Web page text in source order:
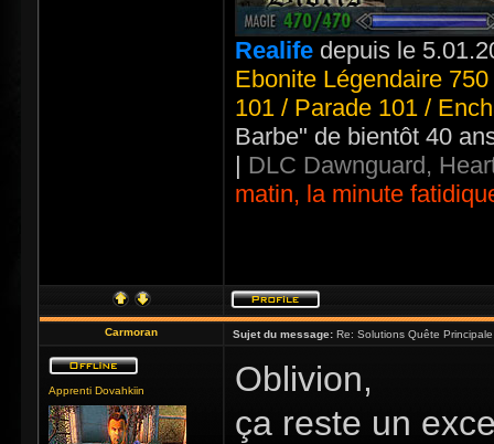
Realife depuis le
Ebonite Légendaire
101 / Parade 101 /
Barbe" de bientôt 40
| DLC Dawnguard,
matin, la minute
Carmoran Sujet du message: Re: Solutions Quête
Apprenti Dovahkiin
Oblivion,
ça reste un